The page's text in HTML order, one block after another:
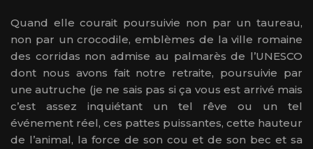
Quand elle courait poursuivie non par un taureau,
non par un crocodile, emblèmes de la ville romaine
des corridas non admise au palmarès de l’UNESCO
dont nous avons fait notre retraite, poursuivie par
une autruche (je ne sais pas si ça vous est arrivé mais
c’est assez inquiétant un tel rêve ou un tel
événement réel, ces pattes puissantes, cette hauteur
de l’animal, la force de son cou et de son bec et sa